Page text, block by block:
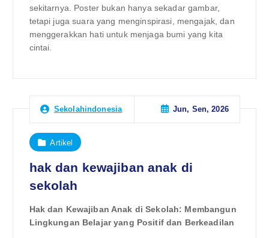
sekitarnya. Poster bukan hanya sekadar gambar,
tetapi juga suara yang menginspirasi, mengajak, dan
menggerakkan hati untuk menjaga bumi yang kita
cintai.
Sekolahindonesia Jun, Sen, 2026
Artikel
hak dan kewajiban anak di
sekolah
Hak dan Kewajiban Anak di Sekolah: Membangun
Lingkungan Belajar yang Positif dan Berkeadilan